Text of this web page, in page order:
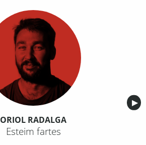
▶︎
ORIOL RADALGA
Esteim fartes